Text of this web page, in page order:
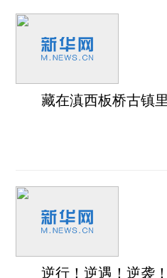
藏在滇西板桥古镇
逆行！逆遇！逆袭